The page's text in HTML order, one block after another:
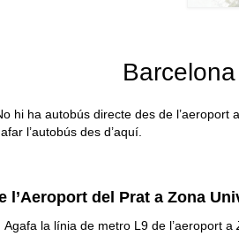
hi ha autobús directe des de l’aeroport
l’autobús des d’aquí.
l’Aeroport del Prat a Zona
Agafa la línia de metro L9 de l’aeroport a